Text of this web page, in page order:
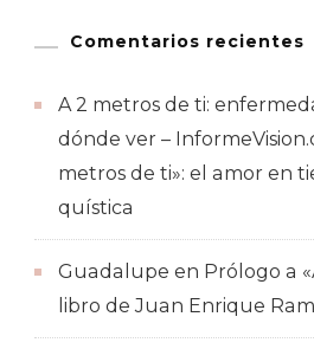
Comentarios recientes
A 2 metros de ti:
dónde ver –
metros de ti»: el amor en
quística
Guadalupe en Prólogo a
libro de Juan Enrique